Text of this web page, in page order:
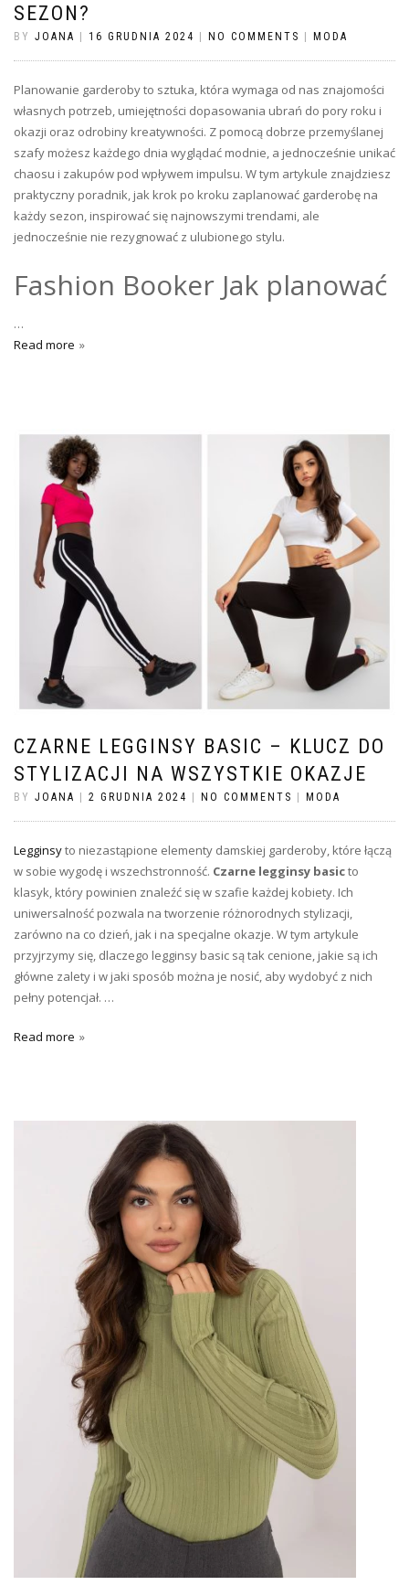
SEZON?
BY JOANA | 16 GRUDNIA 2024 | NO COMMENTS | MODA
Planowanie garderoby to sztuka, która wymaga od nas znajomości
własnych potrzeb, umiejętności dopasowania ubrań do pory roku i
okazji oraz odrobiny kreatywności. Z pomocą dobrze przemyślanej
szafy możesz każdego dnia wyglądać modnie, a jednocześnie unikać
chaosu i zakupów pod wpływem impulsu. W tym artykule znajdziesz
praktyczny poradnik, jak krok po kroku zaplanować garderobę na
każdy sezon, inspirować się najnowszymi trendami, ale
jednocześnie nie rezygnować z ulubionego stylu.
Fashion Booker Jak planować
…
Read more
CZARNE LEGGINSY BASIC – KLUCZ DO
STYLIZACJI NA WSZYSTKIE OKAZJE
BY JOANA 2 GRUDNIA 2024 NO COMMENTS MODA
Legginsyto niezastąpione elementy damskiej garderoby, które łączą
w sobie wygodę i wszechstronność. Czarne legginsy basicto
klasyk, który powinien znaleźć się w szafie każdej kobiety. Ich
uniwersalność pozwala na tworzenie różnorodnych stylizacji,
zarówno na co dzień, jak i na specjalne okazje. W tym artykule
przyjrzymy się, dlaczego legginsy basic są tak cenione, jakie są ich
główne zalety i w jaki sposób można je nosić, aby wydobyć z nich
pełny potencjał. …
Read more